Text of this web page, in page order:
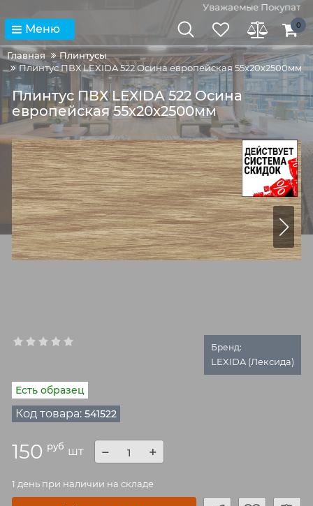
Уважаемые
Меню 0
Главная
Плинтусы
Плинтус ПВХ LEXIDA 522 Осина европейская 55х20х2500мм
Плинтус ПВХ LEXIDA 522 Осина
европейская 55х20х2500мм
Бренд:
LEXIDA (Лексида)
Есть образец
Код товара: 541522
150 руб шт − +
1 день при наличии на складе